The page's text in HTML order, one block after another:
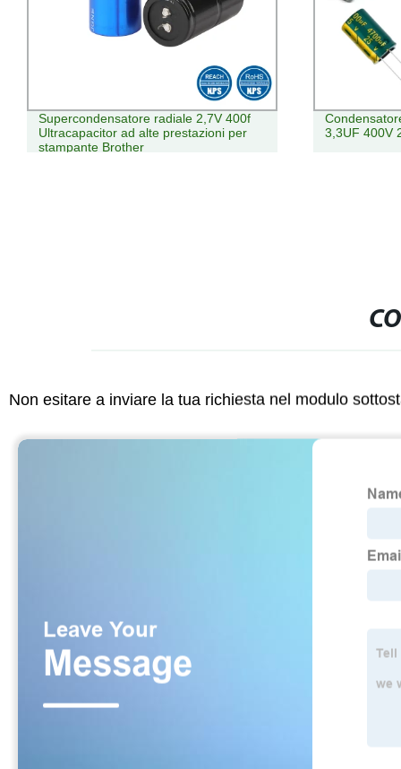
Condensatore elettrolitico in alluminio
3,3UF 400V 2000 ore
per avvio
Non esitare a inviare la tua richiesta nel modulo